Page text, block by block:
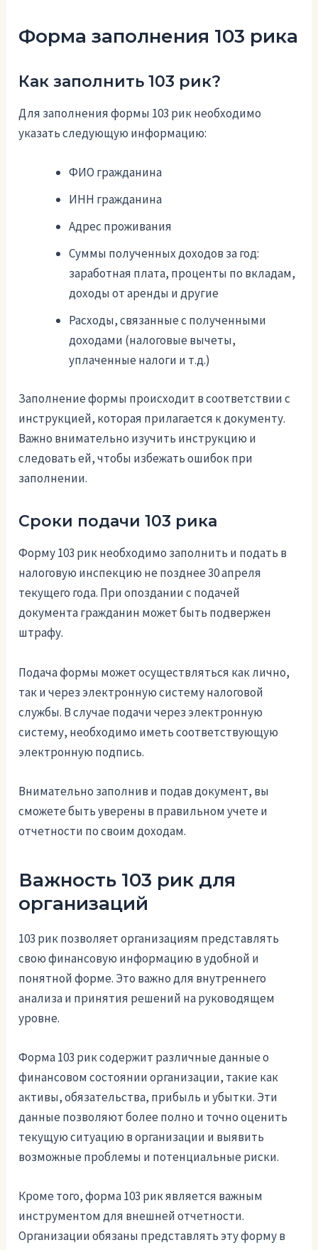
Форма заполнения 103 рика
Как заполнить 103 рик?
Для заполнения формы 103 рик необходимо
указать следующую информацию:
ФИО гражданина
ИНН гражданина
Адрес проживания
Суммы полученных доходов за год:
заработная плата, проценты по вкладам,
доходы от аренды и другие
Расходы, связанные с полученными
доходами (налоговые вычеты,
уплаченные налоги и т.д.)
Заполнение формы происходит в соответствии с
инструкцией, которая прилагается к документу.
Важно внимательно изучить инструкцию и
следовать ей, чтобы избежать ошибок при
заполнении.
Сроки подачи 103 рика
Форму 103 рик необходимо заполнить и подать в
налоговую инспекцию не позднее 30 апреля
текущего года. При опоздании с подачей
документа гражданин может быть подвержен
штрафу.
Подача формы может осуществляться как лично,
так и через электронную систему налоговой
службы. В случае подачи через электронную
систему, необходимо иметь соответствующую
электронную подпись.
Внимательно заполнив и подав документ, вы
сможете быть уверены в правильном учете и
отчетности по своим доходам.
Важность 103 рик для
организаций
103 рик позволяет организациям представлять
свою финансовую информацию в удобной и
понятной форме. Это важно для внутреннего
анализа и принятия решений на руководящем
уровне.
Форма 103 рик содержит различные данные о
финансовом состоянии организации, такие как
активы, обязательства, прибыль и убытки. Эти
данные позволяют более полно и точно оценить
текущую ситуацию в организации и выявить
возможные проблемы и потенциальные риски.
Кроме того, форма 103 рик является важным
инструментом для внешней отчетности.
Организации обязаны представлять эту форму в